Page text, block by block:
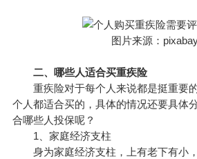
图片来源：
二、哪些人适合买重疾险
重疾险对于每个人来说都是挺重要
个人都适合买的，具体的情况还要具体
合哪些人投保呢？
1、家庭经济支柱
身为家庭经济支柱，上有老下有小